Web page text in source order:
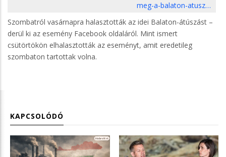
meg-a-balaton-atusz…
Szombatról vasárnapra halasztották az idei Balaton-átúszást –
derül ki az esemény Facebook oldaláról. Mint ismert
csütörtökön elhalasztották az eseményt, amit eredetileg
szombaton tartottak volna.
KAPCSOLÓDÓ